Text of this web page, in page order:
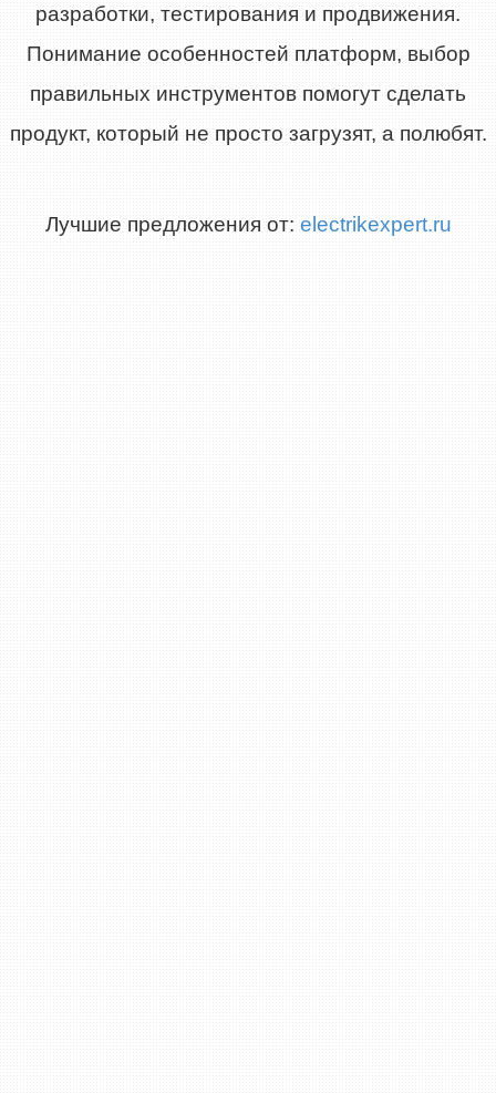
разработки, тестирования и продвижения.
Понимание особенностей платформ, выбор
правильных инструментов помогут сделать
продукт, который не просто загрузят, а полюбят.
Лучшие предложения от: electrikexpert.ru